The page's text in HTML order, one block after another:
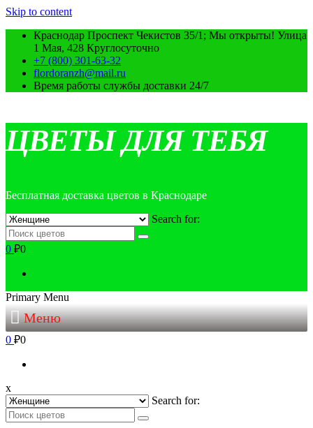
Skip to content
Краснодар Проспект Чекистов 35/1; Мы открыты! Улица
1 Мая, 428 Круглосуточно
+7 (800) 301-63-32
flordoranzh@mail.ru
Время работы службы доставки 24/7
ЦВЕТЫ ДЛЯ ТЕБЯ
Бесплатная доставка цветов в Краснодаре
Search for:
0 ₽0
Primary Menu
Меню
0 ₽0
x
Search for: